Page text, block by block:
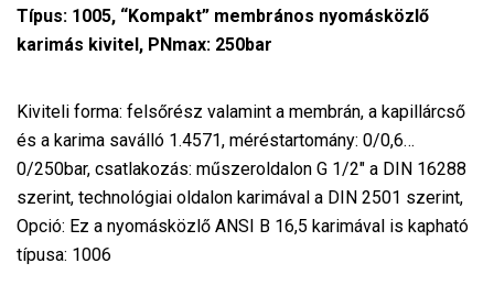
Típus: 1005, “Kompakt” membrános nyomásközlő
karimás kivitel, PNmax: 250bar
Kiviteli forma: felsőrész valamint a membrán, a kapillárcső
és a karima saválló 1.4571, méréstartomány: 0/0,6…
0/250bar, csatlakozás: műszeroldalon G 1/2″ a DIN 16288
szerint, technológiai oldalon karimával a DIN 2501 szerint,
Opció: Ez a nyomásközlő ANSI B 16,5 karimával is kapható
típusa: 1006